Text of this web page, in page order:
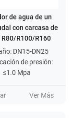
de agua de un
con carcasa de
R80/R100/R160
DN15-DN25
de presión:
≤1.0 Mpa
Ver Más